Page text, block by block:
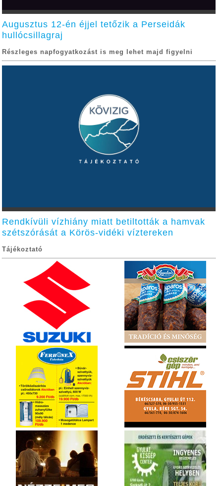
Augusztus 12-én éjjel tetőzik a Perseidák
hullócsillagraj
Részleges napfogyatkozást is meg lehet majd figyelni
Rendkívüli vízhiány miatt betiltották a hamvak
szétszórását a Körös-vidéki víztereken
Tájékoztató